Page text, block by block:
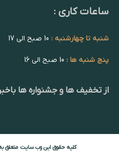
ساعات کاری :
شنبه تا چهارشنبه :
پنج شنبه ها :
از تخفیف ها و جشنواره ها
کلیه حقوق این وب سایت متعلق به